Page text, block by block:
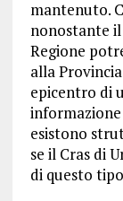
mantenuto.
nonostante il
Regione
alla
epicentro di
esistono
se il Cras di
di questo